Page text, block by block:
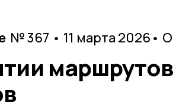
№ 367 • 11 марта 2026 •